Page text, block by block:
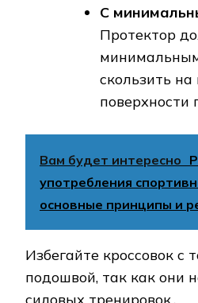
С
Протектор
скользить на
поверхности
Вам будет интересно
употребления
основные принципы и
Избегайте кроссовок с
подошвой, так как они
силовых тренировок․